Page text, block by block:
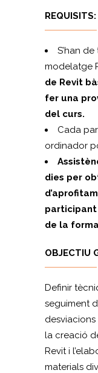
REQUISITS:
S’han
modelatge
de Revit
fer una
del curs.
Cada
ordinador
dies per
participant
de la
OBJECTIU
Definir
seguiment
la creació
Revit i
materials